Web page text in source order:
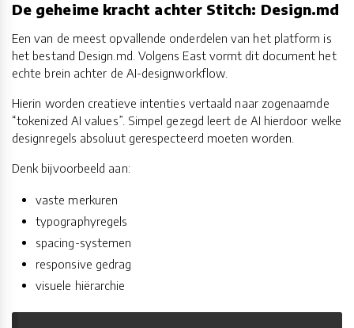
De geheime kracht achter Stitch: Design.md
Een van de meest opvallende onderdelen van het platform is
het bestand Design.md. Volgens East vormt dit document het
echte brein achter de AI-designworkflow.
Hierin worden creatieve intenties vertaald naar zogenaamde
“tokenized AI values”. Simpel gezegd leert de AI hierdoor welke
designregels absoluut gerespecteerd moeten worden.
Denk bijvoorbeeld aan:
vaste merkuren
typographyregels
spacing-systemen
responsive gedrag
visuele hiërarchie